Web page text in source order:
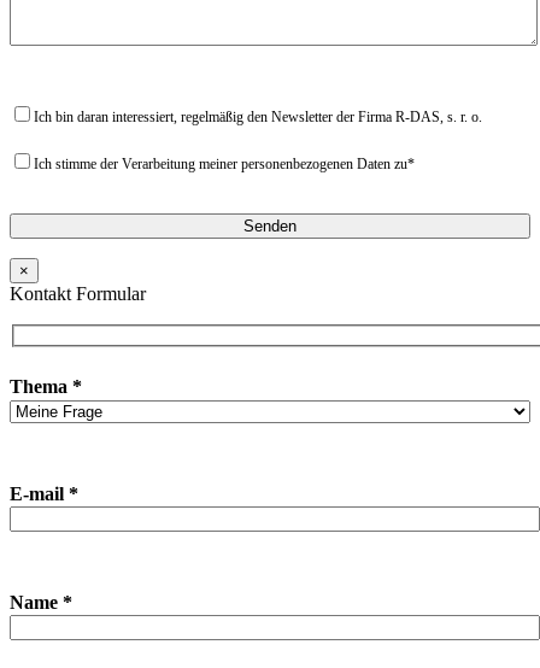
Ich bin daran interessiert, regelmäßig den Newsletter der Firma R-DAS, s. r. o.
Ich stimme der Verarbeitung meiner personenbezogenen Daten zu*
×
Kontakt Formular
Thema *
E-mail *
Name *